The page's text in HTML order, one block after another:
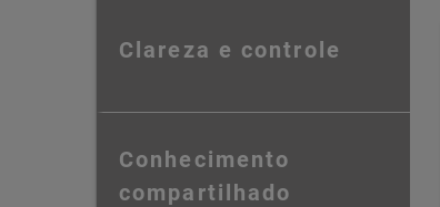
Clareza e controle
Conhecimento
compartilhado